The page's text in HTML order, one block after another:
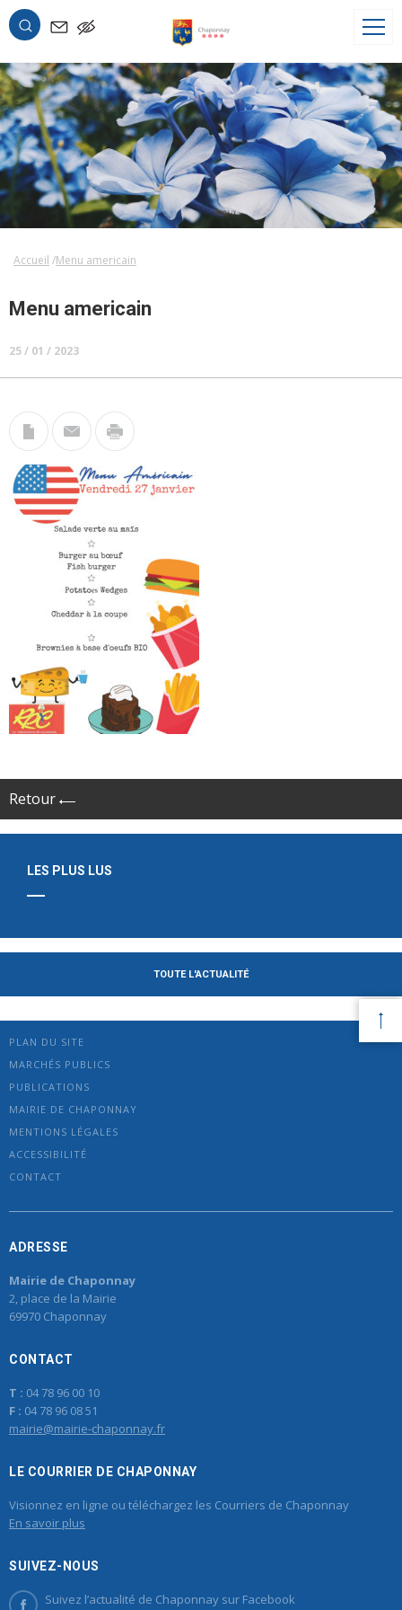
OK
Accueil Menu americain
Menu americain
25 / 01 / 2023
Retour
LES PLUS LUS
TOUTE L'ACTUALITÉ
PLAN DU SITE
MARCHÉS PUBLICS
PUBLICATIONS
MAIRIE DE CHAPONNAY
MENTIONS LÉGALES
ACCESSIBILITÉ
CONTACT
ADRESSE
Mairie de Chaponnay
2, place de la Mairie
69970 Chaponnay
CONTACT
T : 04 78 96 00 10
F : 04 78 96 08 51
mairie@mairie-chaponnay.fr
LE COURRIER DE CHAPONNAY
Visionnez en ligne ou téléchargez les Courriers de Chaponnay
En savoir plus
SUIVEZ-NOUS
Suivez l’actualité de Chaponnay sur Facebook